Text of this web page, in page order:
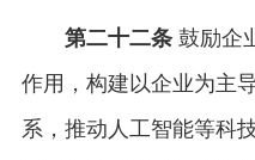
第二十二条鼓励企
作用，构建以企业为主
系，推动人工智能等科